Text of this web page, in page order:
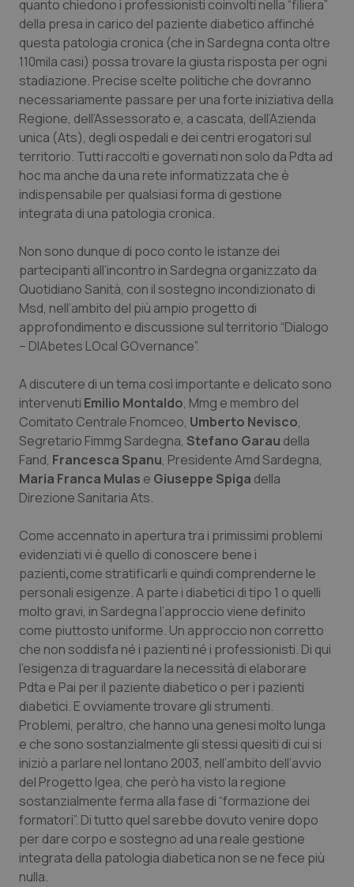
Calabria
Campania
Emilia-Romagna
Friuli Venezia Giulia
Lazio
Liguria
Lombardia
Marche
Molise
Piemonte
Provincia Autonoma di Bolzano
Provincia Autonoma di Trento
Sardegna
Sicilia
Toscana
Umbria
Valle D’Aosta
Veneto
Asma & BPCO
Car-T
Colesterolo & coronaropatie
Dermatite Atopica
Diabete & glucometri
Disturbi dell’umore
Dolore
Donna & Salute
Epatiti
HIV
Infezioni & Febbre
Ipertensione & Scompenso
Malattia di Crohn & Rettocolite Ulcerosa
Neuroscienze & patologie neurodegenerative
Obesità
Oftalmologia
Oncodermatologia
Oncoematologia
Oncologia & Nutrizione
Psoriasi & pelle
Quotidiano Cardiologia
quanto chiedono i professionisti coinvolti nella “filiera”
della presa in carico del paziente diabetico affinché
questa patologia cronica (che in Sardegna conta oltre
110mila casi) possa trovare la giusta risposta per ogni
stadiazione. Precise scelte politiche che dovranno
necessariamente passare per una forte iniziativa della
Regione, dell’Assessorato e, a cascata, dell’Azienda
unica (Ats), degli ospedali e dei centri erogatori sul
territorio. Tutti raccolti e governati non solo da Pdta ad
hoc ma anche da una rete informatizzata che è
indispensabile per qualsiasi forma di gestione
integrata di una patologia cronica.
Non sono dunque di poco conto le istanze dei
partecipanti all’incontro in Sardegna organizzato da
Quotidiano Sanità, con il sostegno incondizionato di
Msd, nell’ambito del più ampio progetto di
approfondimento e discussione sul territorio “Dialogo
– DIAbetes LOcal GOvernance”.
A discutere di un tema così importante e delicato sono
intervenuti Emilio Montaldo, Mmg e membro del
Comitato Centrale Fnomceo, Umberto Nevisco,
Segretario Fimmg Sardegna, Stefano Garau della
Fand, Francesca Spanu, Presidente Amd Sardegna,
Maria Franca Mulas e Giuseppe Spiga della
Direzione Sanitaria Ats.
Come accennato in apertura tra i primissimi problemi
evidenziati vi è quello di conoscere bene i
pazienti,come stratificarli e quindi comprenderne le
personali esigenze. A parte i diabetici di tipo 1 o quelli
molto gravi, in Sardegna l’approccio viene definito
come piuttosto uniforme. Un approccio non corretto
che non soddisfa né i pazienti né i professionisti. Di qui
l’esigenza di traguardare la necessità di elaborare
Pdta e Pai per il paziente diabetico o per i pazienti
diabetici. E ovviamente trovare gli strumenti.
Problemi, peraltro, che hanno una genesi molto lunga
e che sono sostanzialmente gli stessi quesiti di cui si
iniziò a parlare nel lontano 2003, nell’ambito dell’avvio
del Progetto Igea, che però ha visto la regione
sostanzialmente ferma alla fase di “formazione dei
formatori”. Di tutto quel sarebbe dovuto venire dopo
per dare corpo e sostegno ad una reale gestione
integrata della patologia diabetica non se ne fece più
nulla.